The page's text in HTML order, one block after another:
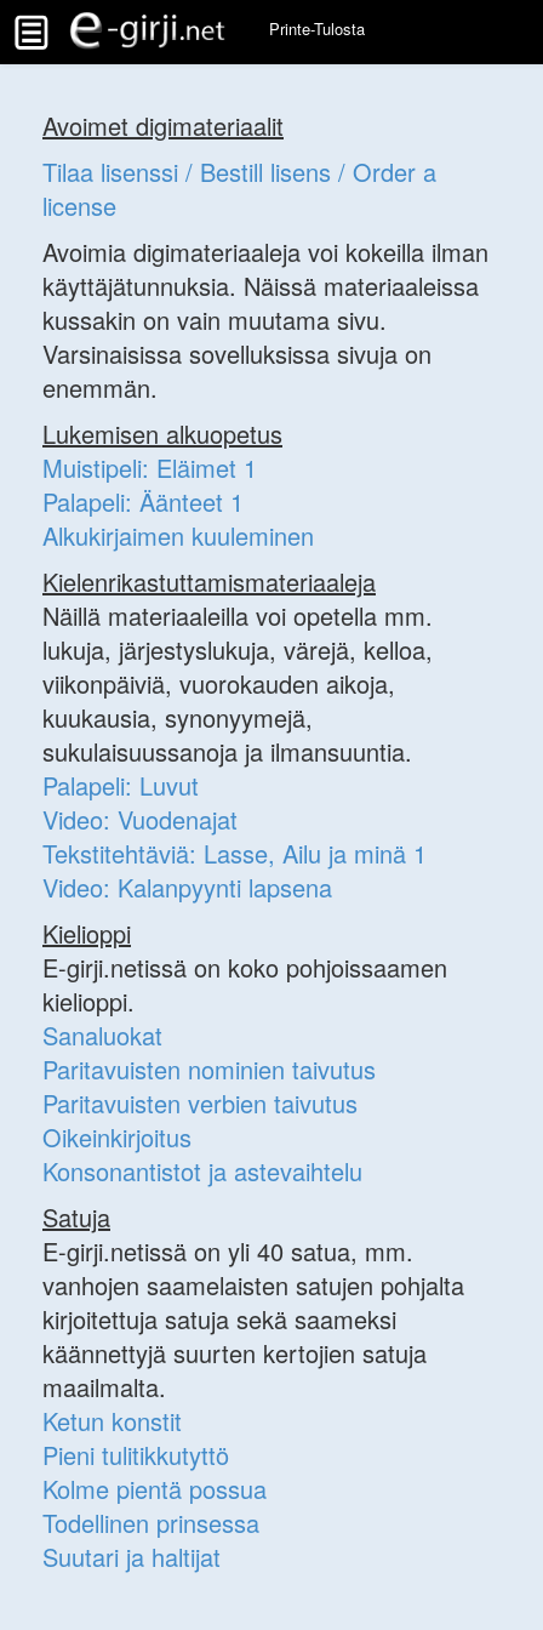
Printe-Tulosta
Avoimet digimateriaalit
Tilaa lisenssi / Bestill lisens / Order a
license
Avoimia digimateriaaleja voi kokeilla ilman
käyttäjätunnuksia. Näissä materiaaleissa
kussakin on vain muutama sivu.
Varsinaisissa sovelluksissa sivuja on
enemmän.
Lukemisen alkuopetus
Muistipeli: Eläimet 1
Palapeli: Äänteet 1
Alkukirjaimen kuuleminen
Kielenrikastuttamismateriaaleja
Näillä materiaaleilla voi opetella mm.
lukuja, järjestyslukuja, värejä, kelloa,
viikonpäiviä, vuorokauden aikoja,
kuukausia, synonyymejä,
sukulaisuussanoja ja ilmansuuntia.
Palapeli: Luvut
Video: Vuodenajat
Tekstitehtäviä: Lasse, Ailu ja minä 1
Video: Kalanpyynti lapsena
Kielioppi
E-girji.netissä on koko pohjoissaamen
kielioppi.
Sanaluokat
Paritavuisten nominien taivutus
Paritavuisten verbien taivutus
Oikeinkirjoitus
Konsonantistot ja astevaihtelu
Satuja
E-girji.netissä on yli 40 satua, mm.
vanhojen saamelaisten satujen pohjalta
kirjoitettuja satuja sekä saameksi
käännettyjä suurten kertojien satuja
maailmalta.
Ketun konstit
Pieni tulitikkutyttö
Kolme pientä possua
Todellinen prinsessa
Suutari ja haltijat